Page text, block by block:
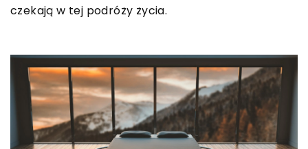
czekają w tej podróży życia.